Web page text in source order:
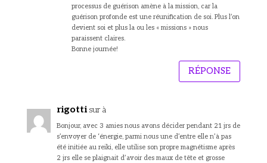
processus de guérison amène à la mission, car la
guérison profonde est une réunification de soi. Plus l’on
devient soi et plus la ou les « missions » nous
paraissent claires.
Bonne journée!
RÉPONSE
rigotti sur à
Bonjour, avec 3 amies nous avons décider pendant 21 jrs de
s’envoyer de ‘énergie, parmi nous une d’entre elle n’à pas
été initiée au reiki, elle utilise son propre magnétisme après
2 jrs elle se plaignait d’avoir des maux de tête et grosse